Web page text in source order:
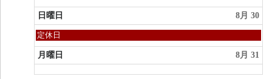
日曜日 8月 30
日
曜
日,
8
月
定休日
月曜日 8月 31